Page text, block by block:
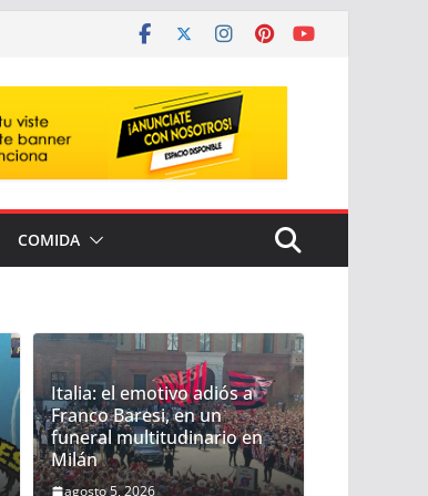
COMIDA
Italia: el emotivo adiós a
Franco Baresi, en un
funeral multitudinario en
Milán
agosto 5, 2026